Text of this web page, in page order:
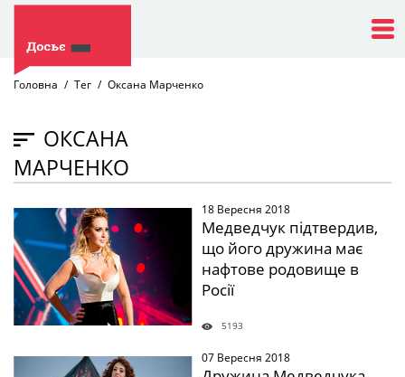
Головна Тег Оксана Марченко
ОКСАНА
МАРЧЕНКО
" /> 18 Вересня 2018
Медведчук підтвердив,
що його дружина має
нафтове родовище в
Росії
5193
07 Вересня 2018